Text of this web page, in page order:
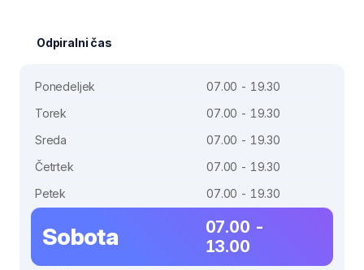
Odpiralni čas
Ponedeljek
07.00 - 19.30
Torek
07.00 - 19.30
Sreda
07.00 - 19.30
Četrtek
07.00 - 19.30
Petek
07.00 - 19.30
Sobota
07.00 -
13.00